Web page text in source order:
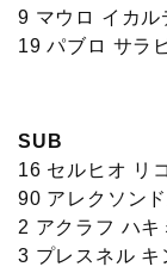
9 マウロ イカル
19 パブロ サラ
SUB
16 セルヒオ リコ
90 アレクソン
2 アクラフ ハキ
3 プレスネル キ